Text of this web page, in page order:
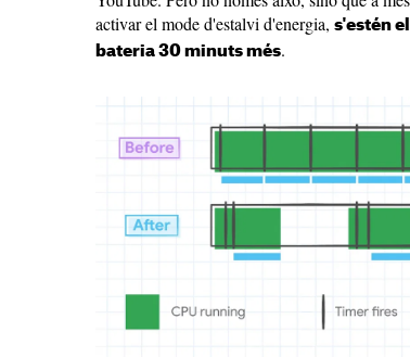
activar el mode d'estalvi d'energia, s'estén
bateria 30 minuts més.